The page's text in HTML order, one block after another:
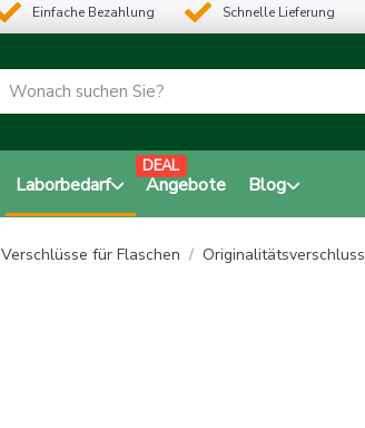
Einfache Bezahlung Schnelle Lieferung
Laborbedarf Angebote
DEAL
Blog
Verschlüsse für Flaschen Originalitätsverschluss